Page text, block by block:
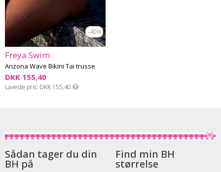
-40%
Freya Swim
Arizona Wave Bikini Tai trusse
DKK 155,40
Laveste pris DKK 155,40
Sådan tager du din
BH på
Find min BH
størrelse